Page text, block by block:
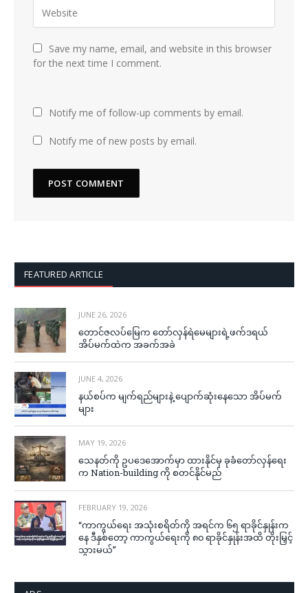
Save my name, email, and website in this browser
for the next time I comment.
Notify me of follow-up comments by email.
Notify me of new posts by email.
FEATURED ARTICLE
JUNE 26, 2026
တောင်ဇလပ်မြေက တော်လှန်ရဲမေများရဲ့ဖက်ဒရယ်
အိပ်မက်ထဲက အခက်အခဲ
JUNE 4, 2026
နယ်စပ်က မျက်ရည်များနဲ့ ပျောက်ဆုံးနေသော အိပ်မက်
များ
MAY 19, 2026
သေနတ်ကို ဥပဒေအောက်မှာ ထားနိုင်မှ ခုခံတော်လှန်ရေး
က Nation-building ကို စတင်နိုင်မည်
FEBRUARY 19, 2026
“ကာကွယ်ရေး အသုံးစရိတ်ကို အရင်က ၆၅ ရာခိုင်နှုန်းက
နေ ဒီနှစ်တော့ ကာကွယ်ရေးကို ၈၀ ရာခိုင်နှုန်းအထိ တိုးမြှင့်
သွားမယ်”